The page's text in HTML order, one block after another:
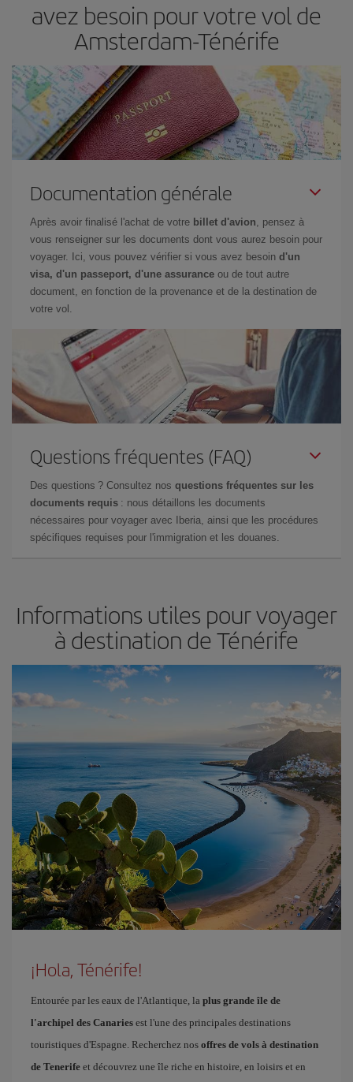
recherche, vous pourrezchoisir le prix le plus économique.
avez besoin pour votre vol de
Amsterdam-Ténérife
Documentation générale
Après avoir finalisé l'achat de votre billet d'avion, pensez à
vous renseigner sur les documents dont vous aurez besoin pour
voyager. Ici, vous pouvez vérifier si vous avez besoin d'un
visa, d'un passeport, d'une assurance ou de tout autre
document, en fonction de la provenance et de la destination de
votre vol.
Questions fréquentes (FAQ)
Des questions ? Consultez nos questions fréquentes sur les
documents requis : nous détaillons les documents
nécessaires pour voyager avec Iberia, ainsi que les procédures
spécifiques requises pour l'immigration et les douanes.
Informations utiles pour voyager
à destination de Ténérife
¡Hola, Ténérife!
Entourée par les eaux de l'Atlantique, la plus grande île de
l'archipel des Canaries est l'une des principales destinations
touristiques d'Espagne. Recherchez nos offres de vols à destination
de Tenerife et découvrez une île riche en histoire, en loisirs et en